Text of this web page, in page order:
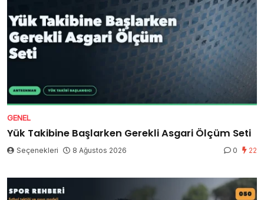
GENEL
Yük Takibine Başlarken Gerekli Asgari Ölçüm Seti
Seçenekleri 8 Ağustos 2026 0 22